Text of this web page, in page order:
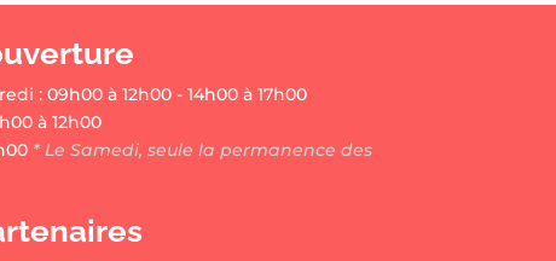
: 09h00 à 12h00 - 14h00 à 17h00
à 12h00
* Le Samedi, seule la permanence des